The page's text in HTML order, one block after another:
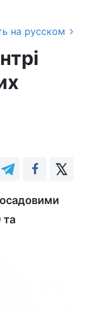
на русском
та